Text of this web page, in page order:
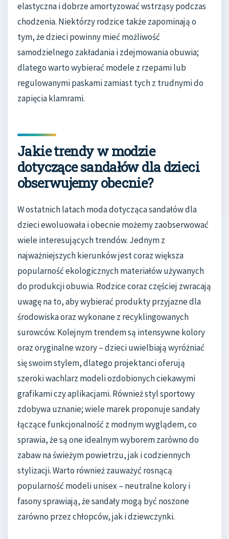
elastyczna i dobrze amortyzować wstrząsy podczas
chodzenia. Niektórzy rodzice także zapominają o
tym, że dzieci powinny mieć możliwość
samodzielnego zakładania i zdejmowania obuwia;
dlatego warto wybierać modele z rzepami lub
regulowanymi paskami zamiast tych z trudnymi do
zapięcia klamrami.
Jakie trendy w modzie
dotyczące sandałów dla dzieci
obserwujemy obecnie?
W ostatnich latach moda dotycząca sandałów dla
dzieci ewoluowała i obecnie możemy zaobserwować
wiele interesujących trendów. Jednym z
najważniejszych kierunków jest coraz większa
popularność ekologicznych materiałów używanych
do produkcji obuwia. Rodzice coraz częściej zwracają
uwagę na to, aby wybierać produkty przyjazne dla
środowiska oraz wykonane z recyklingowanych
surowców. Kolejnym trendem są intensywne kolory
oraz oryginalne wzory – dzieci uwielbiają wyróżniać
się swoim stylem, dlatego projektanci oferują
szeroki wachlarz modeli ozdobionych ciekawymi
grafikami czy aplikacjami. Również styl sportowy
zdobywa uznanie; wiele marek proponuje sandały
łączące funkcjonalność z modnym wyglądem, co
sprawia, że są one idealnym wyborem zarówno do
zabaw na świeżym powietrzu, jak i codziennych
stylizacji. Warto również zauważyć rosnącą
popularność modeli unisex – neutralne kolory i
fasony sprawiają, że sandały mogą być noszone
zarówno przez chłopców, jak i dziewczynki.